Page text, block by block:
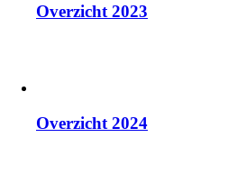
Overzicht 2023
Overzicht 2024